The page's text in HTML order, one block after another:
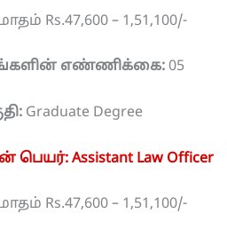
Rs.47,600 – 1,51,100/-
எண்ணிக்கை: 05
Graduate Degree
பெயர்: Assistant Law Officer
Rs.47,600 – 1,51,100/-